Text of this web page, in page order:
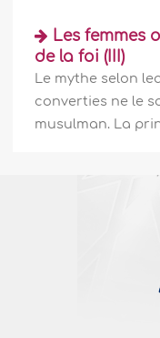
scientifique
âges, les livres
abstraction des
savantes si ce
235603
Aicha la mère
Aicha la mère
la culture
noble
Alaihi wa
dette envers
contribué à
prophétique tel
Les femmes
de la foi (III)
Le mythe selon
converties ne le
musulman. La